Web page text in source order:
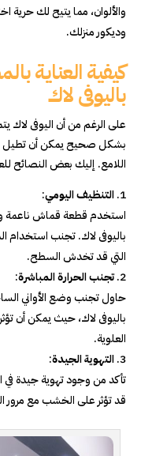
والألوان، مما يتيح لك
وديكور منزلك.
كيفية العناية
باليوفى لاك
على الرغم من أن اليوفى لاك
بشكل صحيح يمكن أن تطيل
اللامع. إليك بعض النصائح
التنظيف اليومي:
استخدم قطعة قماش ناعمة
باليوفى لاك. تجنب استخدام
التي قد تخدش السطح.
تجنب الحرارة المباشرة:
حاول تجنب وضع الأواني
باليوفى لاك، حيث يمكن أن
العلوية.
التهوية الجيدة:
تأكد من وجود تهوية جيدة في
قد تؤثر على الخشب مع مرور